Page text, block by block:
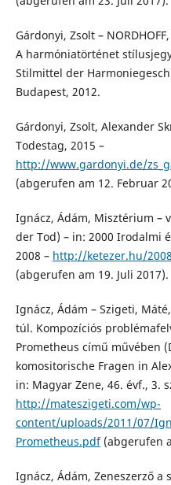
Gárdonyi, Zsolt –
A harmóniatörténet
Stilmittel der
Budapest, 2012.
Gárdonyi, Zsolt, Alexander
Todestag, 2015 –
http://www.gardonyi.de/
(abgerufen am 12. Februar
Ignácz, Ádám, Misztérium –
der Tod) – in: 2000 Irodalmi
2008 – http://ketezer.hu/
(abgerufen am 19. Juli 2017).
Ignácz, Ádám – Szigeti,
túl. Kompozíciós
Prometheus című művében
komositorische Fragen in
in: Magyar Zene, 46. évf., 3.
http://mateszigeti.com/wp-
content/uploads/2011/07/
Prometheus.pdf(abgerufen
Ignácz, Ádám, Zeneszerző a